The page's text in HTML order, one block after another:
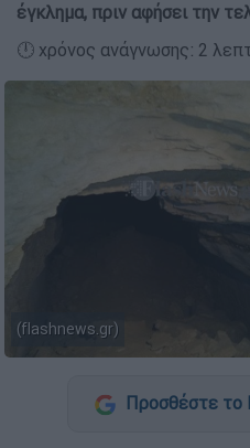
έγκλημα, πριν αφήσει την
🕛 χρόνος ανάγνωσης: 2
(flashnews.gr)
Προσθέστε